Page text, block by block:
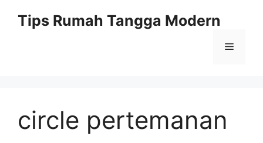
Tips Rumah Tangga Modern
Menu
circle pertemanan